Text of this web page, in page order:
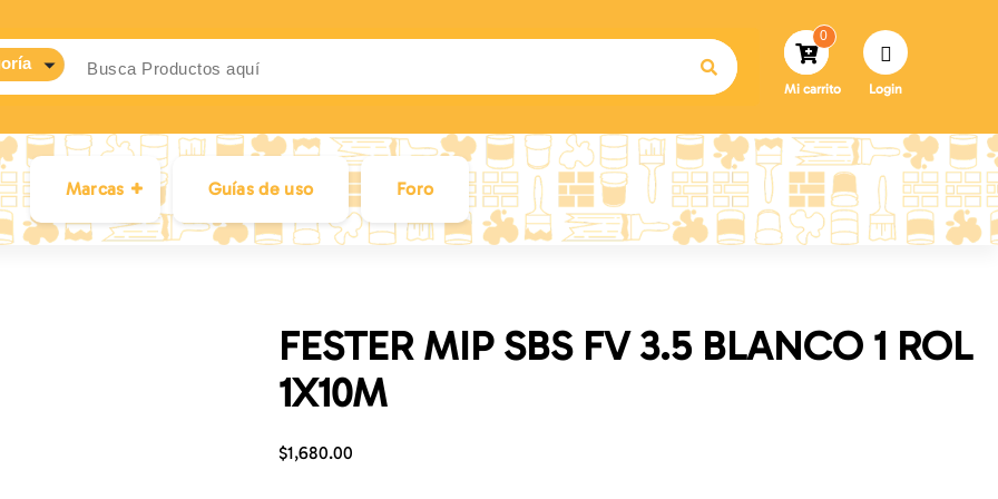
0
Mi carrito Login
Marcas Guías de uso Foro
FESTER MIP SBS FV 3.5 BLANCO 1 ROL
1X10M
$1,680.00